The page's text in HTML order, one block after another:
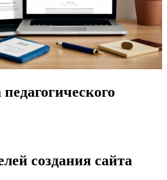
создания сайта